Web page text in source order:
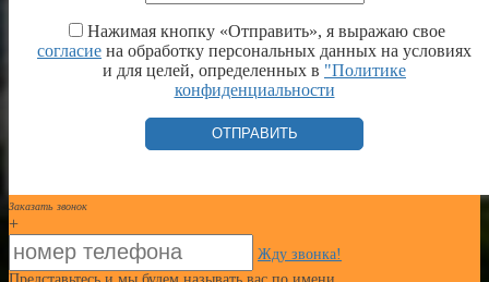
Нажимая кнопку «Отправить», я выражаю свое
согласие на обработку персональных данных на условиях
и для целей, определенных в "Политике
конфиденциальности
Заказать звонок
+
Жду звонка!